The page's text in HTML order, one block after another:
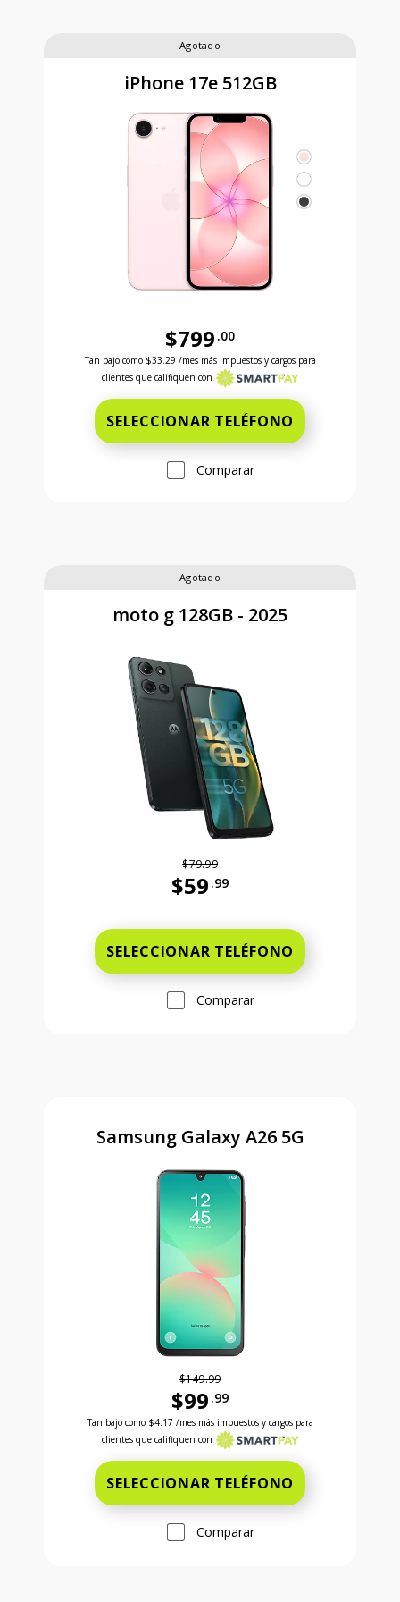
Agotado
iPhone 17e 512GB
$799 .00
Antes el precio era 799 dollars and 00 cents
Tan bajo como $33.29 /mes más impuestos y cargos para
clientes que califiquen con
SELECCIONAR TELÉFONO
Comparar
Agotado
moto g 128GB - 2025
$79.99
$59 .99
SELECCIONAR TELÉFONO
Comparar
Samsung Galaxy A26 5G
$149.99
$99 .99
Antes el precio era 149 dollars and 99 cents
Tan bajo como $4.17 /mes más impuestos y cargos para
clientes que califiquen con
SELECCIONAR TELÉFONO
Comparar